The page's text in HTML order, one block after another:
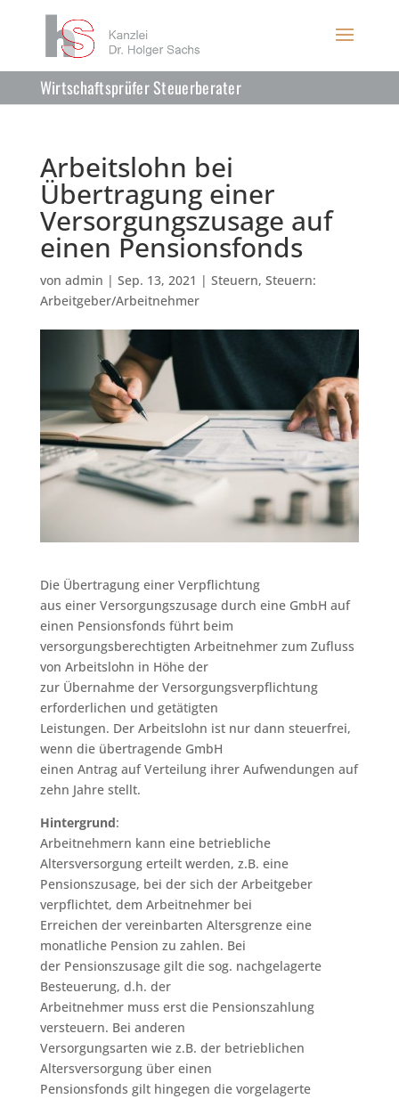
Wirtschaftsprüfer Steuerberater
Arbeitslohn bei
Übertragung einer
Versorgungszusage auf
einen Pensionsfonds
von admin | Sep. 13, 2021 | Steuern, Steuern:
Arbeitgeber/Arbeitnehmer
Die Übertragung einer Verpflichtung
aus einer Versorgungszusage durch eine GmbH auf
einen Pensionsfonds führt beim
versorgungsberechtigten Arbeitnehmer zum Zufluss
von Arbeitslohn in Höhe der
zur Übernahme der Versorgungsverpflichtung
erforderlichen und getätigten
Leistungen. Der Arbeitslohn ist nur dann steuerfrei,
wenn die übertragende GmbH
einen Antrag auf Verteilung ihrer Aufwendungen auf
zehn Jahre stellt.
Hintergrund:
Arbeitnehmern kann eine betriebliche
Altersversorgung erteilt werden, z.B. eine
Pensionszusage, bei der sich der Arbeitgeber
verpflichtet, dem Arbeitnehmer bei
Erreichen der vereinbarten Altersgrenze eine
monatliche Pension zu zahlen. Bei
der Pensionszusage gilt die sog. nachgelagerte
Besteuerung, d.h. der
Arbeitnehmer muss erst die Pensionszahlung
versteuern. Bei anderen
Versorgungsarten wie z.B. der betrieblichen
Altersversorgung über einen
Pensionsfonds gilt hingegen die vorgelagerte